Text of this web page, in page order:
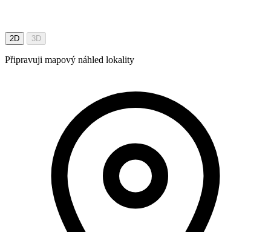
2D 3D
Připravuji mapový náhled lokality